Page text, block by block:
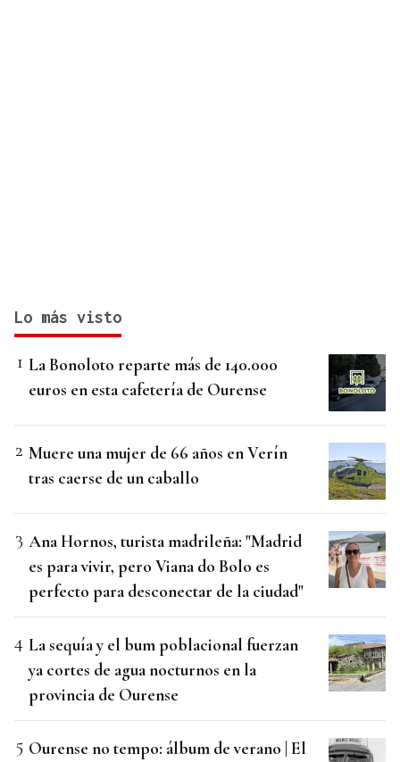
Lo más visto
La Bonoloto reparte más de 140.000
euros en esta cafetería de Ourense
Muere una mujer de 66 años en Verín
tras caerse de un caballo
Ana Hornos, turista madrileña: "Madrid
es para vivir, pero Viana do Bolo es
perfecto para desconectar de la ciudad"
La sequía y el bum poblacional fuerzan
ya cortes de agua nocturnos en la
provincia de Ourense
Ourense no tempo: álbum de verano | El